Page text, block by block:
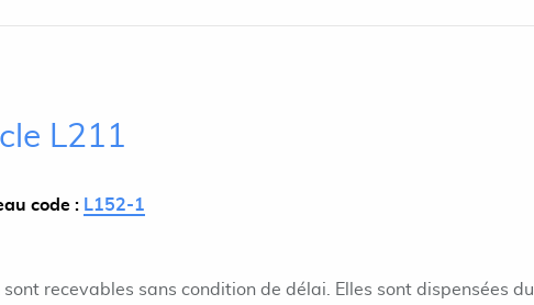
L211
code : L152-1
sont recevables sans condition de délai. Elles sont dispensées du